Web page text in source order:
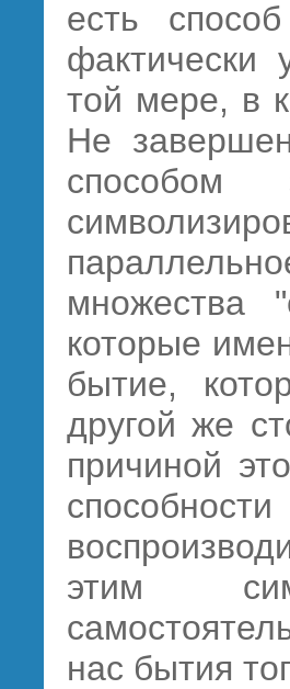
есть
фактически
той мере, в
Не
способом
множества
которые
бытие,
другой же
причиной
этим
нас бытия